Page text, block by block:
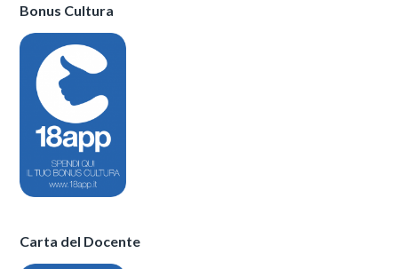
Bonus Cultura
Carta del Docente